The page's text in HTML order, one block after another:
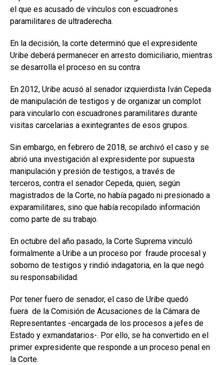
el que es acusado de vínculos con escuadrones
paramilitares de ultraderecha.
En la decisión, la corte determinó que el expresidente
Uribe deberá permanecer en arresto domiciliario, mientras
se desarrolla el proceso en su contra
En 2012, Uribe acusó al senador izquierdista Iván Cepeda
de manipulación de testigos y de organizar un complot
para vincularlo con escuadrones paramilitares durante
visitas carcelarias a exintegrantes de esos grupos.
Sin embargo, en febrero de 2018, se archivó el caso y se
abrió una investigación al expresidente por supuesta
manipulación y presión de testigos, a través de
terceros, contra el senador Cepeda, quien, según
magistrados de la Corte, no había pagado ni presionado a
exparamilitares, sino que había recopilado información
como parte de su trabajo.
En octubre del año pasado, la Corte Suprema vinculó
formalmente a Uribe a un proceso por fraude procesal y
soborno de testigos y rindió indagatoria, en la que negó
su responsabilidad.
Por tener fuero de senador, el caso de Uribe quedó
fuera de la Comisión de Acusaciones de la Cámara de
Representantes -encargada de los procesos a jefes de
Estado y exmandatarios-. Por ello, se ha convertido en el
primer expresidente que responde a un proceso penal en
la Corte.